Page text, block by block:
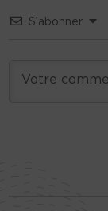
S’abonner